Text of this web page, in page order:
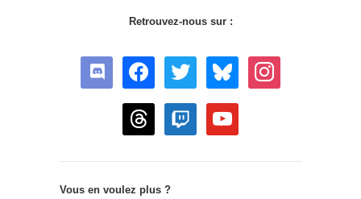
Retrouvez-nous sur :
discord facebook twitter bluesky instagram
threads twitch youtube
Vous en voulez plus ?